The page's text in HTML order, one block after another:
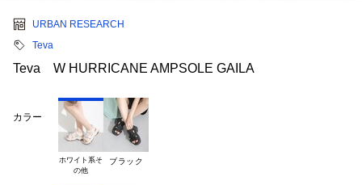
URBAN RESEARCH
Teva
Teva W HURRICANE AMPSOLE GAILA
カラー
ホワイト系そ
ブラック